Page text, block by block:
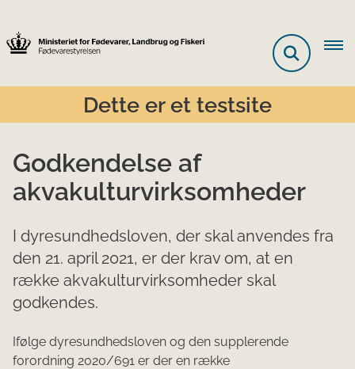
Dette er et testsite
Godkendelse af
akvakulturvirksomheder
I dyresundhedsloven, der skal anvendes fra
den 21. april 2021, er der krav om, at en
række akvakulturvirksomheder skal
godkendes.
Ifølge dyresundhedsloven og den supplerende
forordning 2020/691 er der en række